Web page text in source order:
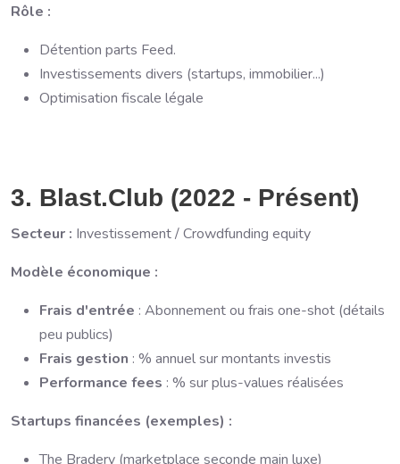
Rôle :
Détention parts Feed.
Investissements divers (startups, immobilier...)
Optimisation fiscale légale
3. Blast.Club (2022 - Présent)
Secteur : Investissement / Crowdfunding equity
Modèle économique :
Frais d'entrée : Abonnement ou frais one-shot (détails
peu publics)
Frais gestion : % annuel sur montants investis
Performance fees : % sur plus-values réalisées
Startups financées (exemples) :
The Bradery (marketplace seconde main luxe)